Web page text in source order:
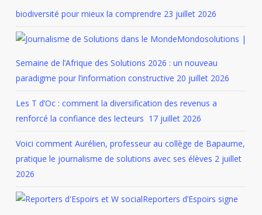
biodiversité pour mieux la comprendre 23 juillet 2026
Mondosolutions |
Semaine de l’Afrique des Solutions 2026 : un nouveau
paradigme pour l’information constructive 20 juillet 2026
Les T d’Oc : comment la diversification des revenus a
renforcé la confiance des lecteurs 17 juillet 2026
Voici comment Aurélien, professeur au collège de Bapaume,
pratique le journalisme de solutions avec ses élèves 2 juillet
2026
Reporters d’Espoirs signe